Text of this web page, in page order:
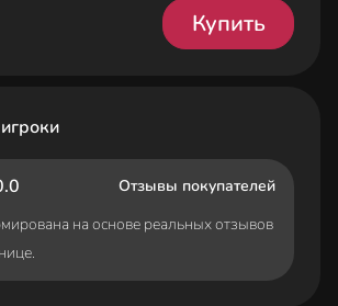
Купить
Отзывы покупателей
на основе реальных отзывов